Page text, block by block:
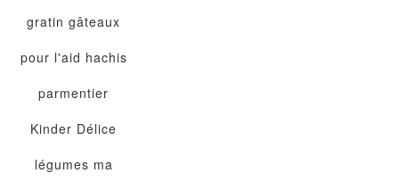
gratin gâteaux
pour l'aid hachis
parmentier
Kinder Délice
légumes ma